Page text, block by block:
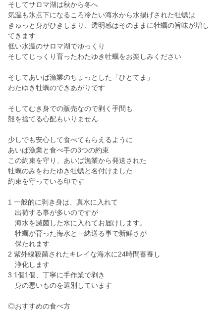
そしてサロマ湖は秋から冬へ
気温も氷点下になるころ冷たい海水から水揚げされた牡蠣は
きゅっと身がひきしまり、透明感はそのままに牡蠣の旨味が増し
てきます
低い水温のサロマ湖でゆっくり
そしてじっくり育ったわたゆき牡蠣をお楽しみください
そしてあいば漁業のちょっとした「ひとてま」
わたゆき牡蠣のできあがりです
そしてむき身での販売なので剥く手間も
殻を捨てる心配もいりません
少しでも安心して食べてもらえるように
あいば漁業と食べ手の3つの約束
この約束を守り、あいば漁業から発送された
牡蠣のみをわたゆき牡蠣と名付けました
約束を守っている印です
1 一般的に剥き身は、真水に入れて
出荷する事が多いのですが
海水を滅菌した水に入れてお届けします。
牡蠣が育った海水と一緒送る事で新鮮さが
保たれます
2 紫外線殺菌されたキレイな海水に24時間蓄養し
浄化します
3 1個1個、丁寧に手作業で剥き
身の悪いものを選別しています
◎おすすめの食べ方